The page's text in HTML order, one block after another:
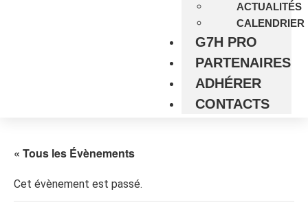
ACTUALITÉS
CALENDRIER
G7H PRO
PARTENAIRES
ADHÉRER
CONTACTS
« Tous les Évènements
Cet évènement est passé.